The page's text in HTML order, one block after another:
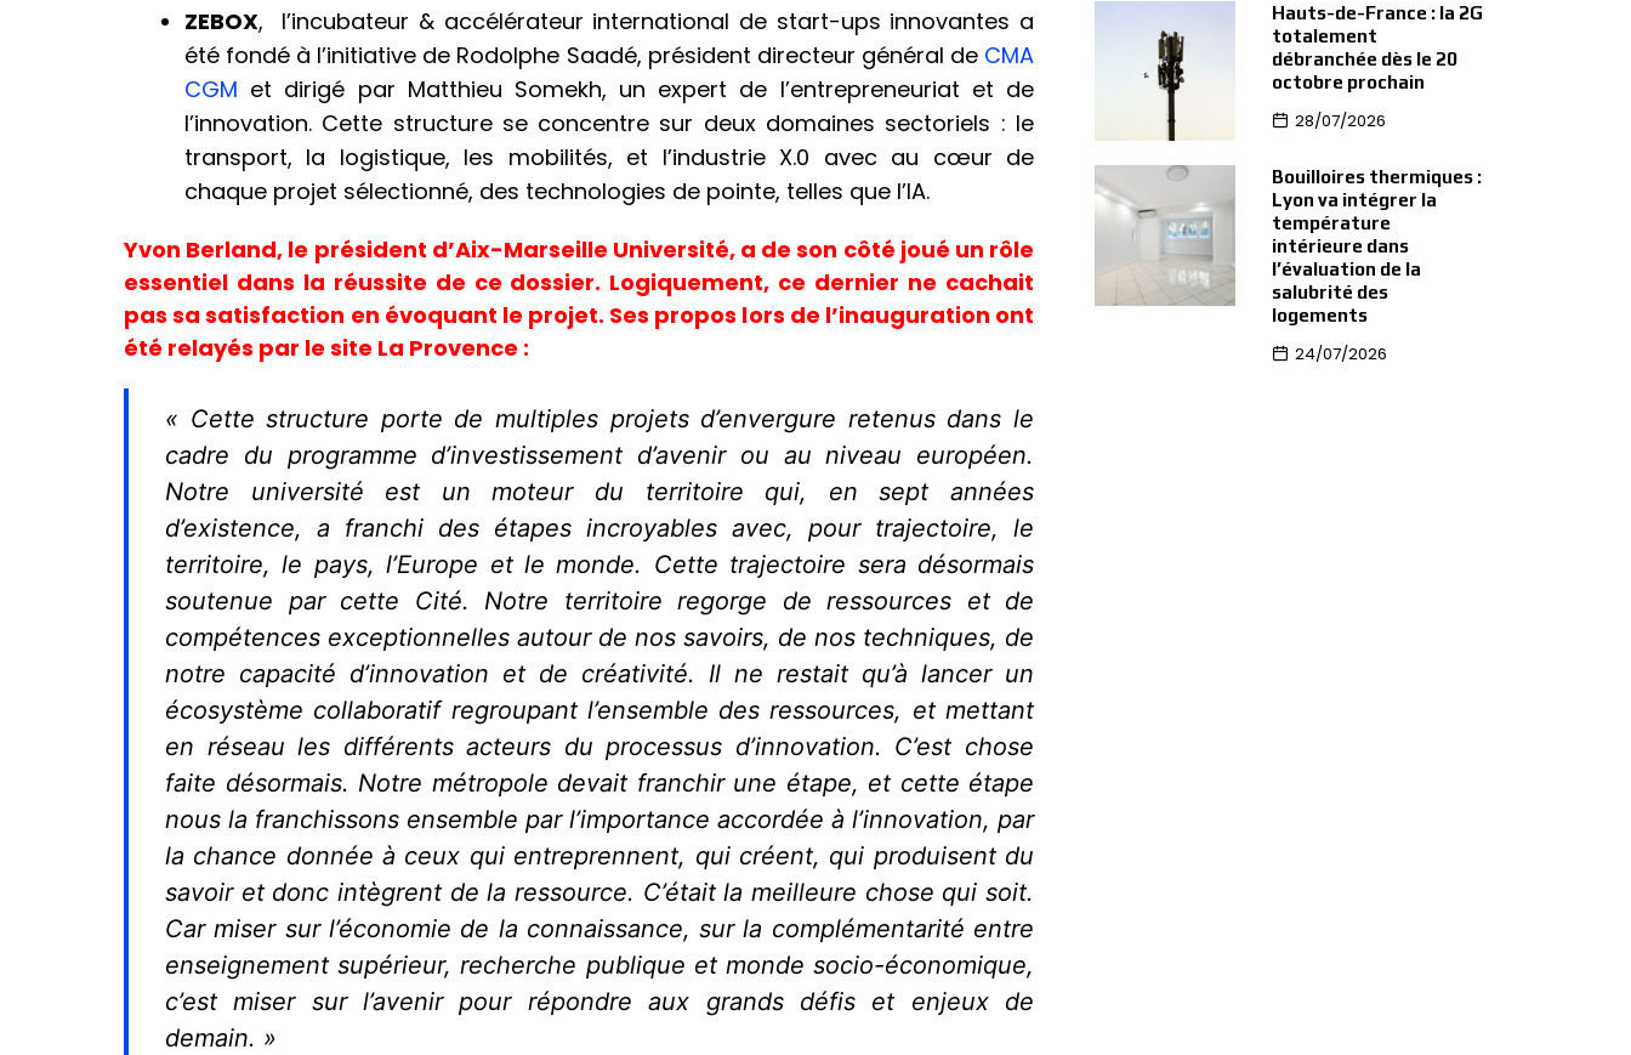
ZEBOX, l’incubateur & accélérateur international de start-ups innovantes a
été fondé à l’initiative de Rodolphe Saadé, président directeur général de CMA
CGM et dirigé par Matthieu Somekh, un expert de l’entrepreneuriat et de
l’innovation. Cette structure se concentre sur deux domaines sectoriels : le
transport, la logistique, les mobilités, et l’industrie X.0 avec au cœur de
chaque projet sélectionné, des technologies de pointe, telles que l’IA.
Yvon Berland, le président d’Aix-Marseille Université, a de son côté joué un rôle
essentiel dans la réussite de ce dossier. Logiquement, ce dernier ne cachait
pas sa satisfaction en évoquant le projet. Ses propos lors de l’inauguration ont
été relayés par le site La Provence :
« Cette structure porte de multiples projets d’envergure retenus dans le
cadre du programme d’investissement d’avenir ou au niveau européen.
Notre université est un moteur du territoire qui, en sept années
d’existence, a franchi des étapes incroyables avec, pour trajectoire, le
territoire, le pays, l’Europe et le monde. Cette trajectoire sera désormais
soutenue par cette Cité. Notre territoire regorge de ressources et de
compétences exceptionnelles autour de nos savoirs, de nos techniques, de
notre capacité d’innovation et de créativité. Il ne restait qu’à lancer un
écosystème collaboratif regroupant l’ensemble des ressources, et mettant
en réseau les différents acteurs du processus d’innovation. C’est chose
faite désormais. Notre métropole devait franchir une étape, et cette étape
nous la franchissons ensemble par l’importance accordée à l’innovation, par
la chance donnée à ceux qui entreprennent, qui créent, qui produisent du
savoir et donc intègrent de la ressource. C’était la meilleure chose qui soit.
Car miser sur l’économie de la connaissance, sur la complémentarité entre
enseignement supérieur, recherche publique et monde socio-économique,
c’est miser sur l’avenir pour répondre aux grands défis et enjeux de
demain. »
Hauts-de-France : la 2G
totalement
débranchée dès le 20
octobre prochain
28/07/2026
Bouilloires thermiques :
Lyon va intégrer la
température
intérieure dans
l’évaluation de la
salubrité des
logements
24/07/2026